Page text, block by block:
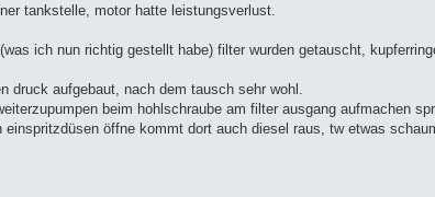
tankstelle, motor hatte leistungsverlust.
ich nun richtig gestellt habe) filter wurden getauscht,
druck aufgebaut, nach dem tausch sehr wohl.
beim hohlschraube am filter ausgang aufmachen
öffne kommt dort auch diesel raus, tw etwas